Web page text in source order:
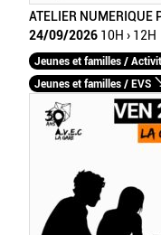
ATELIER NUMERIQUE
24/09/2026 10H › 12H
Jeunes et familles /
Jeunes et familles / EVS